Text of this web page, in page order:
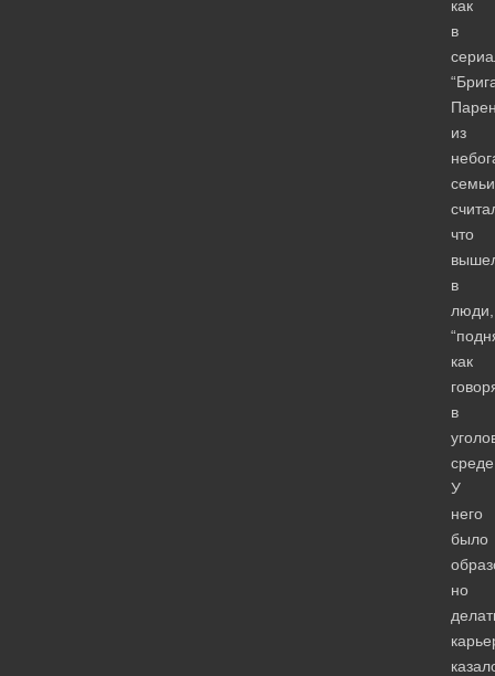
как
в
из
семьи
что
в
люди,
как
в
У
него
было
но